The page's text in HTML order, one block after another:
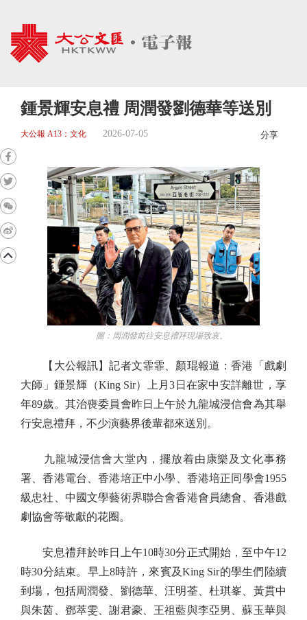
鍾景輝安息禮 周潤發劉德華等送別
大公報 A13：文化 2026-07-05 分享
圖：周潤發前往安息禮拜現場致哀。
【大公報訊】記者文霏霏、顏琨報道：香港「戲劇
大師」鍾景輝（King Sir）上月3日在家中安詳離世，享
年89歲。其治喪委員會昨日上午於九龍城浸信會為其舉
行安息禮拜，不少演藝界後輩都來送別。
九龍城浸信會大堂內，擺放着由康樂及文化事務
署、香港電台、香港培正中小學、香港培正同學會1955
級忠社、中國文學藝術界聯合會香港會員總會、香港戲
劇協會等敬獻的花圈。
安息禮拜於昨日上午10時30分正式開始，至中午12
時30分結束。早上8時許，來賓及King Sir的學生們陸續
到場，包括周潤發、劉德華、汪明荃、杜琪峯、黃貫中
與朱茵、鄧萃雯、謝君豪、王祖藍與李亞男、蘇玉華與